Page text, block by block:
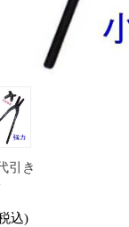
引き
込)